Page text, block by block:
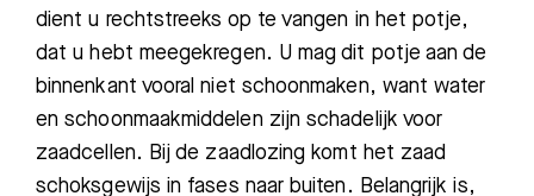
Zoeken
Meest gezocht:
dient u rechtstreeks op te vangen in het potje,
dat u hebt meegekregen. U mag dit potje aan de
binnenkant vooral niet schoonmaken, want water
en schoonmaakmiddelen zijn schadelijk voor
zaadcellen. Bij de zaadlozing komt het zaad
schoksgewijs in fases naar buiten. Belangrijk is,